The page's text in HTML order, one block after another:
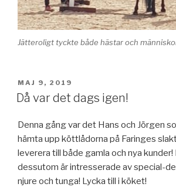
Jätteroligt tyckte både hästar och
PUBLICERAT
MAJ 9, 2019
Då var det dags igen!
Denna gång var det Hans och Jörgen
hämta upp köttlådorna på Faringes
leverera till både gamla och nya
dessutom är intresserade av special-
njure och tunga! Lycka till i köket!